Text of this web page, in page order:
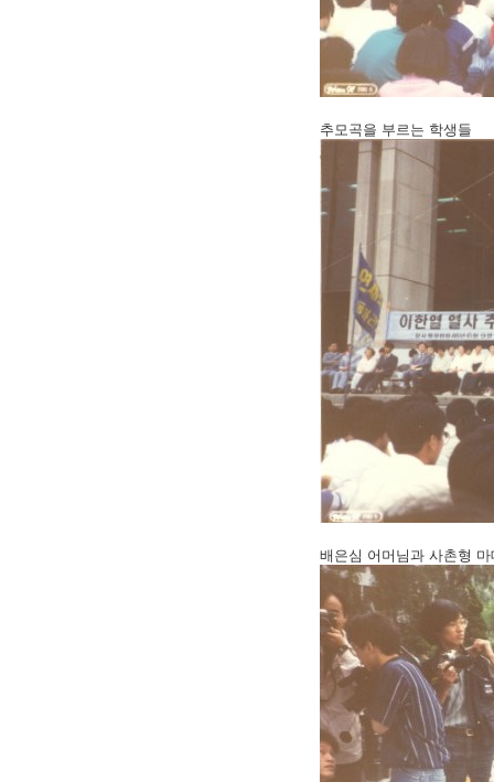
추모곡을 부르는 학생들
배은심 어머님과 사촌형